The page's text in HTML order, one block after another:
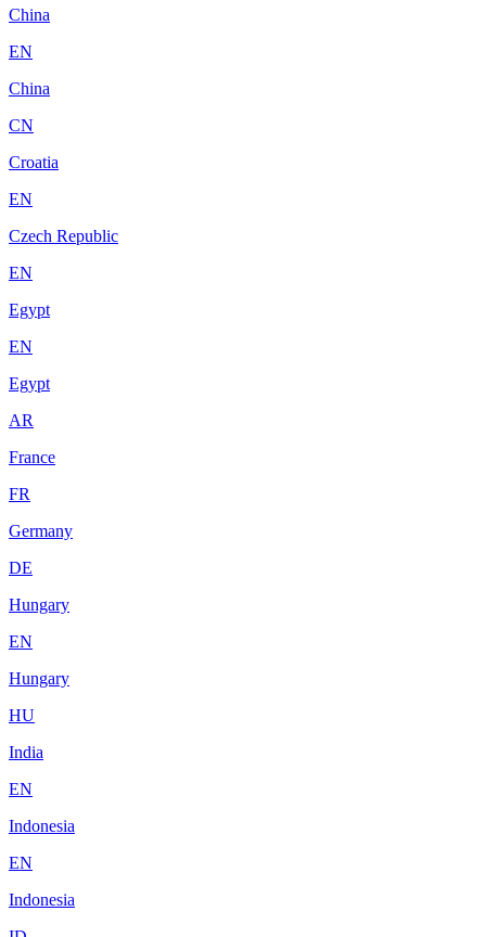
China
EN
China
CN
Croatia
EN
Czech Republic
EN
Egypt
EN
Egypt
AR
France
FR
Germany
DE
Hungary
EN
Hungary
HU
India
EN
Indonesia
EN
Indonesia